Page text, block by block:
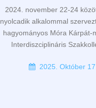
2024. november 22-24
nyolcadik alkalommal
hagyományos Móra Kárpát-
Interdiszciplináris
2025. Október